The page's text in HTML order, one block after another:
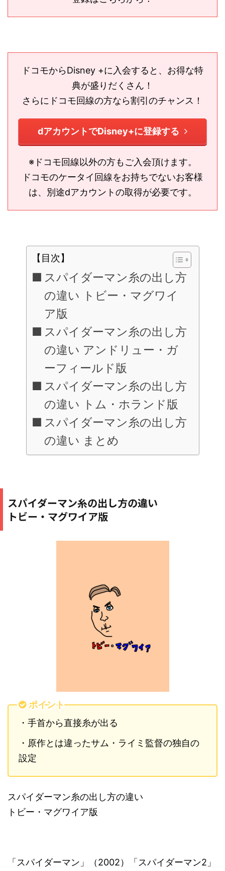
ドコモからDisney +に入会すると、お得な特
典が盛りだくさん！
さらにドコモ回線の方なら割引のチャンス！
dアカウントでDisney+に登録する
※ドコモ回線以外の方もご入会頂けます。
ドコモのケータイ回線をお持ちでないお客様
は、別途dアカウントの取得が必要です。
【目次】
スパイダーマン糸の出し方
の違い トビー・マグワイ
ア版
スパイダーマン糸の出し方
の違い アンドリュー・ガ
ーフィールド版
スパイダーマン糸の出し方
の違い トム・ホランド版
スパイダーマン糸の出し方
の違い まとめ
スパイダーマン糸の出し方の違い
トビー・マグワイア版
ポイント
・手首から直接糸が出る
・原作とは違ったサム・ライミ監督の独自の
設定
スパイダーマン糸の出し方の違い
トビー・マグワイア版
「スパイダーマン」（2002）「スパイダーマン2」